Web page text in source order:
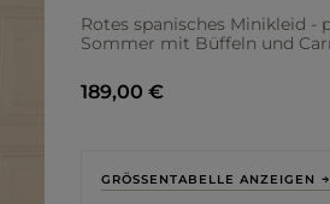
Rotes spanisches Minikleid
Sommer mit Büffeln und
GRÖSSENTABELLE ANZEIGEN
189,00 €